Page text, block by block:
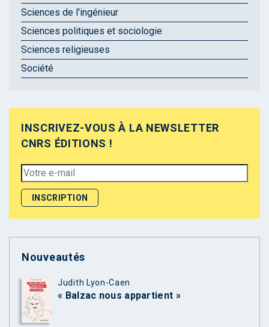
Sciences de l'ingénieur
Sciences politiques et sociologie
Sciences religieuses
Société
INSCRIVEZ-VOUS À LA NEWSLETTER
CNRS ÉDITIONS !
Nouveautés
Judith Lyon-Caen
« Balzac nous appartient »